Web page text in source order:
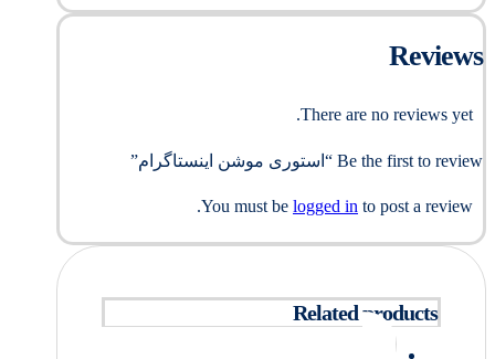
Reviews
There are no reviews yet.
Be the first to review “استوری موشن اینستاگرام”
You must be logged in to post a review.
Related products